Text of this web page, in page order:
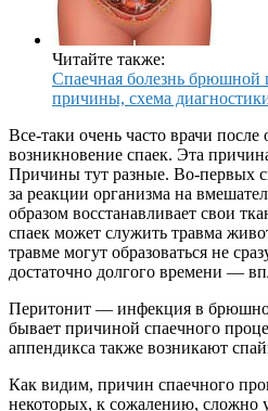
Читайте также:
Спаечная болезнь брюшной
причины, схема
Все-таки очень часто врачи
возникновение спаек. Эта
Причины тут разные. Во-первых
за реакции организма на
образом восстанавливает свои
спаек может служить травма
травме могут образоваться не
достаточно долгого времени —
Перитонит — инфекция в
бывает причиной спаечного
аппендикса также возникают
Как видим, причин спаечного
некоторых, к сожалению, сложно